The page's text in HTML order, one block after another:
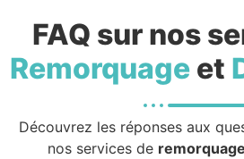
FAQ sur nos
Remorquageet
Découvrez les réponses aux
nos services de remorquage